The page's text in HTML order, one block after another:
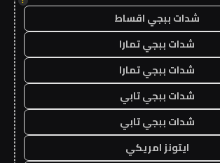
شدات ببجي اقساط
شدات ببجي تمارا
شدات ببجي تمارا
شدات ببجي تابي
شدات ببجي تابي
ايتونز امريكي